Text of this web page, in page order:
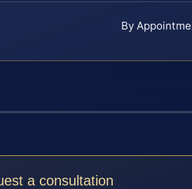
By
a consultation